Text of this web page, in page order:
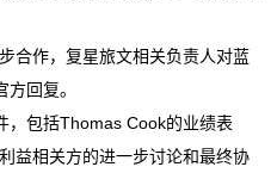
合作，复星旅文相关负责人对蓝
回复。
，包括Thomas Cook的业绩表
益相关方的进一步讨论和最终协